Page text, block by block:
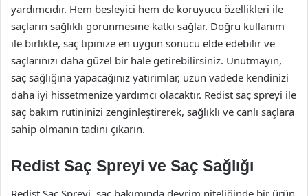
yardımcıdır. Hem besleyici hem de koruyucu özellikleri ile
saçların sağlıklı görünmesine katkı sağlar. Doğru kullanım
ile birlikte, saç tipinize en uygun sonucu elde edebilir ve
saçlarınızı daha güzel bir hale getirebilirsiniz. Unutmayın,
saç sağlığına yapacağınız yatırımlar, uzun vadede kendinizi
daha iyi hissetmenize yardımcı olacaktır. Redist saç spreyi ile
saç bakım rutininizi zenginleştirerek, sağlıklı ve canlı saçlara
sahip olmanın tadını çıkarın.
Redist Saç Spreyi ve Saç Sağlığı
Redist Saç Spreyi, saç bakımında devrim niteliğinde bir ürün